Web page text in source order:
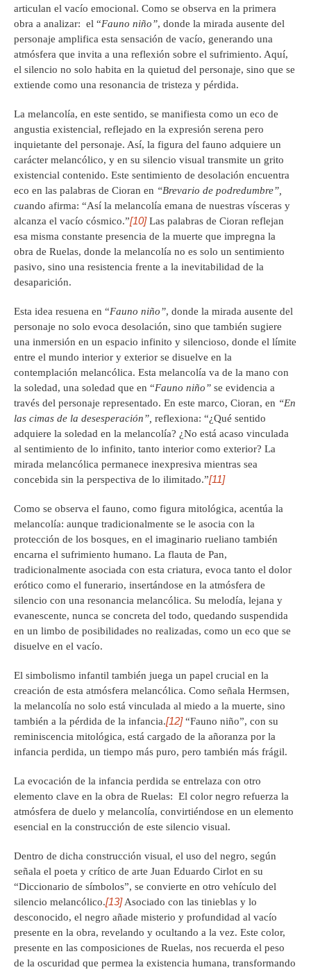
articulan el vacío emocional. Como se observa en la primera
obra a analizar: el “Fauno niño”, donde la mirada ausente del
personaje amplifica esta sensación de vacío, generando una
atmósfera que invita a una reflexión sobre el sufrimiento. Aquí,
el silencio no solo habita en la quietud del personaje, sino que se
extiende como una resonancia de tristeza y pérdida.
La melancolía, en este sentido, se manifiesta como un eco de
angustia existencial, reflejado en la expresión serena pero
inquietante del personaje. Así, la figura del fauno adquiere un
carácter melancólico, y en su silencio visual transmite un grito
existencial contenido. Este sentimiento de desolación encuentra
eco en las palabras de Cioran en “Brevario de podredumbre”,
cuando afirma: “Así la melancolía emana de nuestras vísceras y
alcanza el vacío cósmico.”[10]Las palabras de Cioran reflejan
esa misma constante presencia de la muerte que impregna la
obra de Ruelas, donde la melancolía no es solo un sentimiento
pasivo, sino una resistencia frente a la inevitabilidad de la
desaparición.
Esta idea resuena en “Fauno niño”, donde la mirada ausente del
personaje no solo evoca desolación, sino que también sugiere
una inmersión en un espacio infinito y silencioso, donde el límite
entre el mundo interior y exterior se disuelve en la
contemplación melancólica. Esta melancolía va de la mano con
la soledad, una soledad que en “Fauno niño” se evidencia a
través del personaje representado. En este marco, Cioran, en “En
las cimas de la desesperación”, reflexiona: “¿Qué sentido
adquiere la soledad en la melancolía? ¿No está acaso vinculada
al sentimiento de lo infinito, tanto interior como exterior? La
mirada melancólica permanece inexpresiva mientras sea
concebida sin la perspectiva de lo ilimitado.”[11]
Como se observa el fauno, como figura mitológica, acentúa la
melancolía: aunque tradicionalmente se le asocia con la
protección de los bosques, en el imaginario rueliano también
encarna el sufrimiento humano. La flauta de Pan,
tradicionalmente asociada con esta criatura, evoca tanto el dolor
erótico como el funerario, insertándose en la atmósfera de
silencio con una resonancia melancólica. Su melodía, lejana y
evanescente, nunca se concreta del todo, quedando suspendida
en un limbo de posibilidades no realizadas, como un eco que se
disuelve en el vacío.
El simbolismo infantil también juega un papel crucial en la
creación de esta atmósfera melancólica. Como señala Hermsen,
la melancolía no solo está vinculada al miedo a la muerte, sino
también a la pérdida de la infancia.[12]“Fauno niño”, con su
reminiscencia mitológica, está cargado de la añoranza por la
infancia perdida, un tiempo más puro, pero también más frágil.
La evocación de la infancia perdida se entrelaza con otro
elemento clave en la obra de Ruelas: El color negro refuerza la
atmósfera de duelo y melancolía, convirtiéndose en un elemento
esencial en la construcción de este silencio visual.
Dentro de dicha construcción visual, el uso del negro, según
señala el poeta y crítico de arte Juan Eduardo Cirlot en su
“Diccionario de símbolos”, se convierte en otro vehículo del
silencio melancólico.[13]Asociado con las tinieblas y lo
desconocido, el negro añade misterio y profundidad al vacío
presente en la obra, revelando y ocultando a la vez. Este color,
presente en las composiciones de Ruelas, nos recuerda el peso
de la oscuridad que permea la existencia humana, transformando